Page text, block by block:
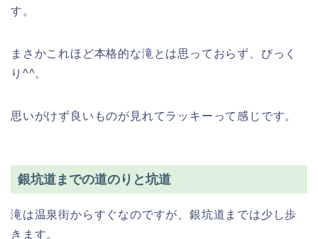
す。
まさかこれほど本格的な滝とは思っておらず、びっく
り^^。
思いがけず良いものが見れてラッキーって感じです。
銀坑道までの道のりと坑道
滝は温泉街からすぐなのですが、銀坑道までは少し歩
きます。